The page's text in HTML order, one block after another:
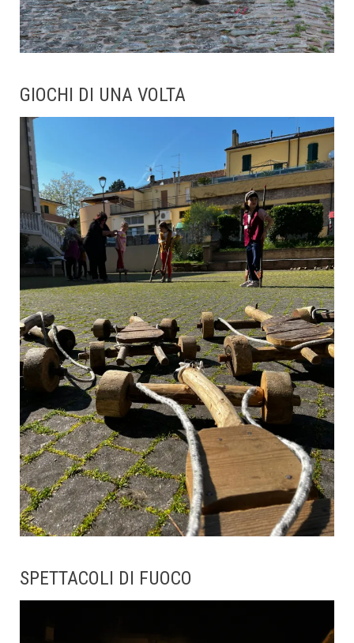
GIOCHI DI UNA VOLTA
SPETTACOLI DI FUOCO